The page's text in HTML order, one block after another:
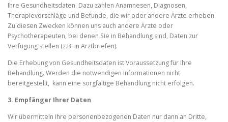
Ihre Gesundheitsdaten. Dazu zählen Anamnesen, Diagnosen,
Therapievorschläge und Befunde, die wir oder andere Ärzte erheben.
Zu diesen Zwecken können uns auch andere Ärzte oder
Psychotherapeuten, bei denen Sie in Behandlung sind, Daten zur
Verfügung stellen (z.B. in Arztbriefen).
Die Erhebung von Gesundheitsdaten ist Voraussetzung für Ihre
Behandlung. Werden die notwendigen Informationen nicht
bereitgestellt, kann eine sorgfältige Behandlung nicht erfolgen.
3. Empfänger Ihrer Daten
Wir übermitteln Ihre personenbezogenen Daten nur dann an Dritte,